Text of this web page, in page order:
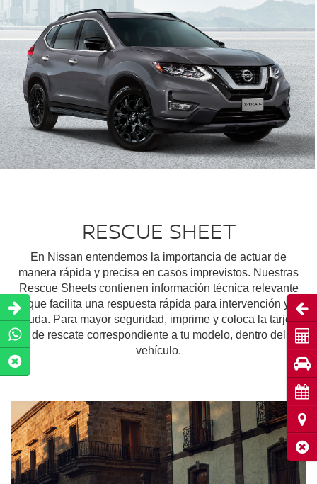
RESCUE SHEET
En Nissan entendemos la importancia de actuar de
manera rápida y precisa en casos imprevistos. Nuestras
Rescue Sheets contienen información técnica relevante
que facilita una respuesta rápida para intervención y
ayuda. Para mayor seguridad, imprime y coloca la tarjeta
de rescate correspondiente a tu modelo, dentro del
vehículo.